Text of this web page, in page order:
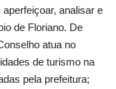
analisar e
de Floriano. De
atua no
de turismo na
pela prefeitura;